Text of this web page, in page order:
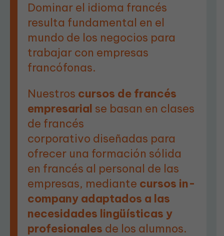
Dominar el idioma francés
resulta fundamental en el
mundo de los negocios para
trabajar con empresas
francófonas.
Nuestros cursos de francés
empresarial se basan en clases
de francés
corporativo diseñadas para
ofrecer una formación sólida
en francés al personal de las
empresas, mediante cursos in-
company adaptados a las
necesidades lingüísticas y
profesionales de los alumnos.